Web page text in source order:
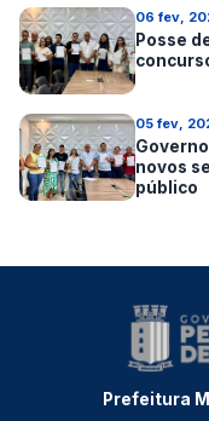
06 fev,
Posse
05 fev,
novos
público
Prefeitura